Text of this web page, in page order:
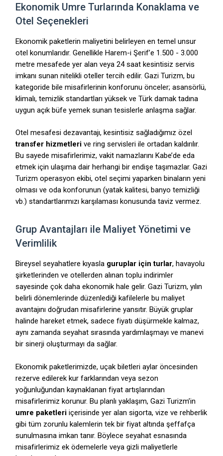
Ekonomik Umre Turlarında Konaklama ve
Otel Seçenekleri
Ekonomik paketlerin maliyetini belirleyen en temel unsur
otel konumlarıdır. Genellikle Harem-i Şerif’e 1.500 - 3.000
metre mesafede yer alan veya 24 saat kesintisiz servis
imkanı sunan nitelikli oteller tercih edilir. Gazi Turizm, bu
kategoride bile misafirlerinin konforunu önceler; asansörlü,
klimalı, temizlik standartları yüksek ve Türk damak tadına
uygun açık büfe yemek sunan tesislerle anlaşma sağlar.
Otel mesafesi dezavantajı, kesintisiz sağladığımız özel
transfer hizmetleri ve ring servisleri ile ortadan kaldırılır.
Bu sayede misafirlerimiz, vakit namazlarını Kabe’de eda
etmek için ulaşıma dair herhangi bir endişe taşımazlar. Gazi
Turizm operasyon ekibi, otel seçimi yaparken binaların yeni
olması ve oda konforunun (yatak kalitesi, banyo temizliği
vb.) standartlarımızı karşılaması konusunda taviz vermez.
Grup Avantajları ile Maliyet Yönetimi ve
Verimlilik
Bireysel seyahatlere kıyasla guruplar için turlar, havayolu
şirketlerinden ve otellerden alınan toplu indirimler
sayesinde çok daha ekonomik hale gelir. Gazi Turizm, yılın
belirli dönemlerinde düzenlediği kafilelerle bu maliyet
avantajını doğrudan misafirlerine yansıtır. Büyük gruplar
halinde hareket etmek, sadece fiyatı düşürmekle kalmaz,
aynı zamanda seyahat sırasında yardımlaşmayı ve manevi
bir sinerji oluşturmayı da sağlar.
Ekonomik paketlerimizde, uçak biletleri aylar öncesinden
rezerve edilerek kur farklarından veya sezon
yoğunluğundan kaynaklanan fiyat artışlarından
misafirlerimiz korunur. Bu planlı yaklaşım, Gazi Turizm’in
umre paketleri içerisinde yer alan sigorta, vize ve rehberlik
gibi tüm zorunlu kalemlerin tek bir fiyat altında şeffafça
sunulmasına imkan tanır. Böylece seyahat esnasında
misafirlerimiz ek ödemelerle veya gizli maliyetlerle